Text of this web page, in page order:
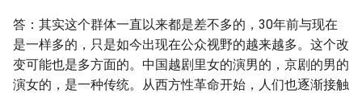
答：其实这个群体一直以来都是差不多的，30年前与现在
是一样多的，只是如今出现在公众视野的越来越多。这个改
变可能也是多方面的。中国越剧里女的演男的，京剧的男的
演女的，是一种传统。从西方性革命开始，人们也逐渐接触